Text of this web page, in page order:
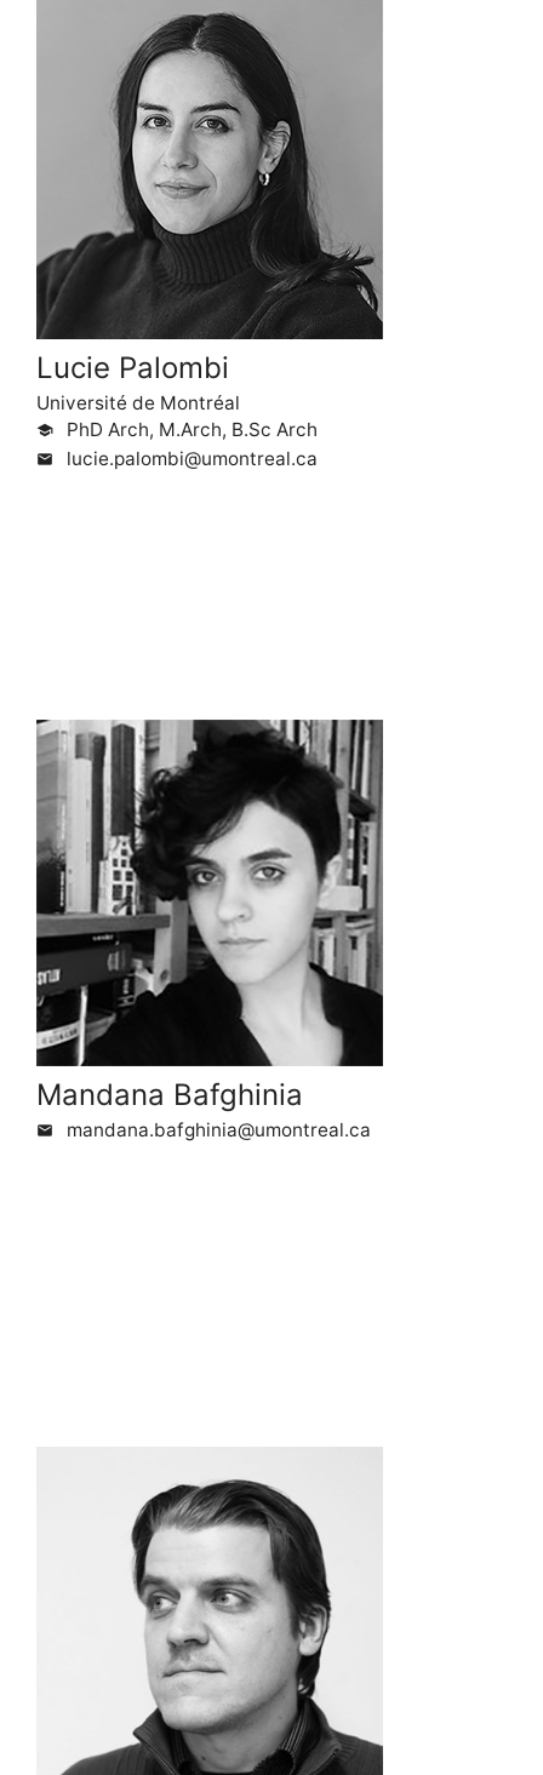
Lucie Palombi
Université de Montréal
school PhD Arch, M.Arch, B.Sc Arch
mail lucie.palombi@umontreal.ca
Mandana Bafghinia
mail mandana.bafghinia@umontreal.ca